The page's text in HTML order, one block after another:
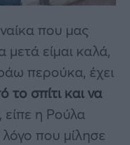
που μας
μετά είμαι καλά,
περούκα, έχει
το σπίτι και να
είπε η Ρούλα
που μίλησε